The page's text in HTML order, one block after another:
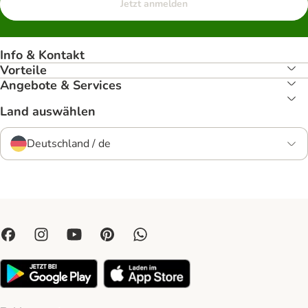
Jetzt anmelden
Info & Kontakt
Vorteile
Angebote & Services
Land auswählen
Deutschland / de